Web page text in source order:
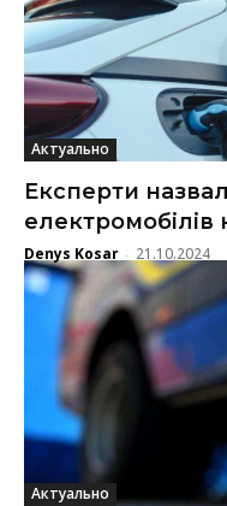
Актуально
Експерти
Denys Kosar - 21.10.2024
Актуально